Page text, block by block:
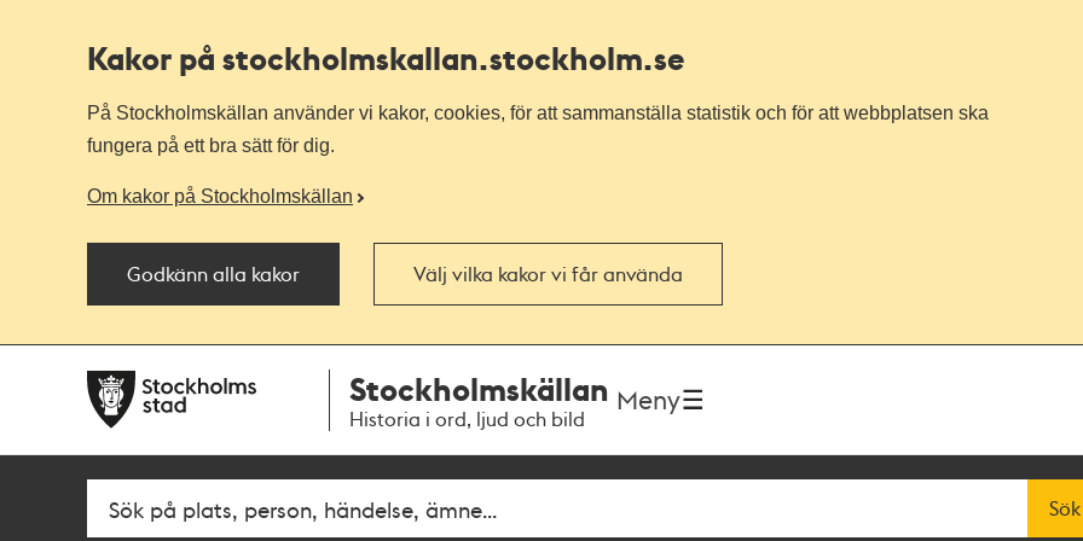
Kakor på stockholmskallan.stockholm.se
På Stockholmskällan använder vi kakor, cookies, för att sammanställa statistik och för att webbplatsen ska
fungera på ett bra sätt för dig.
Om kakor på Stockholmskällan
Godkänn alla kakor Välj vilka kakor vi får använda
navigationen
huvudinnehållet
Stockholmskällan
Historia i ord, ljud och bild
Meny
Fritextsök Sök